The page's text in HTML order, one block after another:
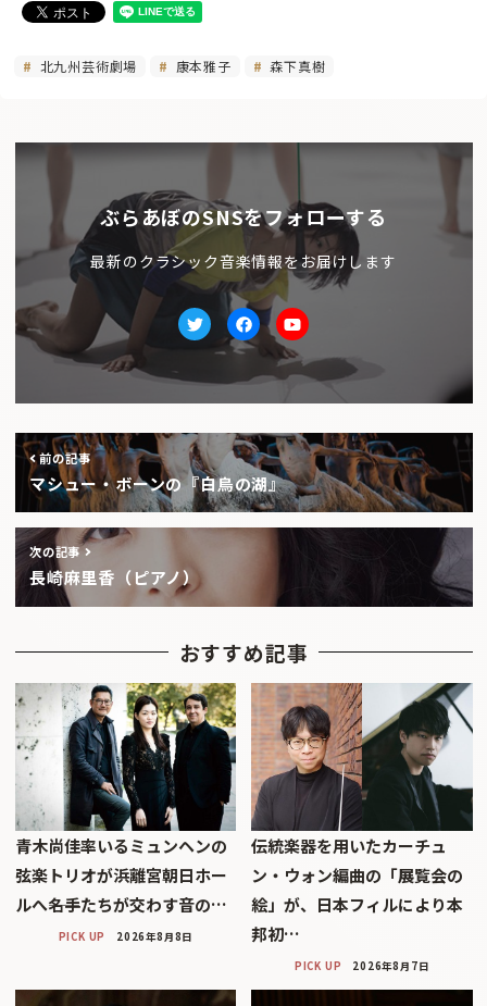
北九州芸術劇場 康本雅子 森下真樹
ぶらあぼのSNSをフォローする
最新のクラシック音楽情報をお届けします
TwitterfacebookYoutube
前の記事
マシュー・ボーンの『白鳥の湖』
次の記事
長崎麻里香（ピアノ）
おすすめ記事
青木尚佳率いるミュンヘンの
弦楽トリオが浜離宮朝日ホー
ルへ――名手たちが交わす音の…
PICK UP 2026年8月8日
伝統楽器を用いたカーチュ
ン・ウォン編曲の「展覧会の
絵」が、日本フィルにより本
邦初…
PICK UP 2026年8月7日